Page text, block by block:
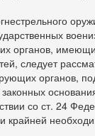
органов,
следует
органов,
со ст. 24
крайней